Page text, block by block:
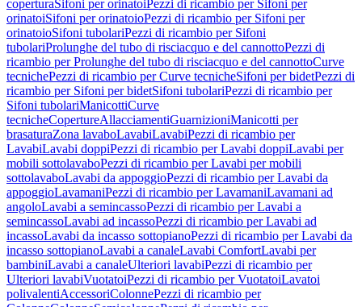
coperturaSifoni per orinatoiPezzi di ricambio per Sifoni per
orinatoiSifoni per orinatoioPezzi di ricambio per Sifoni per
orinatoioSifoni tubolariPezzi di ricambio per Sifoni
tubolariProlunghe del tubo di risciacquo e del cannottoPezzi di
ricambio per Prolunghe del tubo di risciacquo e del cannottoCurve
tecnichePezzi di ricambio per Curve tecnicheSifoni per bidetPezzi di
ricambio per Sifoni per bidetSifoni tubolariPezzi di ricambio per
Sifoni tubolariManicottiCurve
tecnicheCopertureAllacciamentiGuarnizioniManicotti per
brasaturaZona lavaboLavabiLavabiPezzi di ricambio per
LavabiLavabi doppiPezzi di ricambio per Lavabi doppiLavabi per
mobili sottolavaboPezzi di ricambio per Lavabi per mobili
sottolavaboLavabi da appoggioPezzi di ricambio per Lavabi da
appoggioLavamaniPezzi di ricambio per LavamaniLavamani ad
angoloLavabi a semincassoPezzi di ricambio per Lavabi a
semincassoLavabi ad incassoPezzi di ricambio per Lavabi ad
incassoLavabi da incasso sottopianoPezzi di ricambio per Lavabi da
incasso sottopianoLavabi a canaleLavabi ComfortLavabi per
bambiniLavabi a canaleUlteriori lavabiPezzi di ricambio per
Ulteriori lavabiVuotatoiPezzi di ricambio per VuotatoiLavatoi
polivalentiAccessoriColonnePezzi di ricambio per